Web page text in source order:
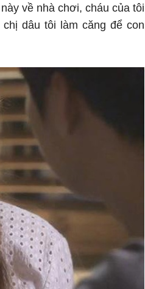
về nhà chơi, cháu của tôi
dâu tôi làm căng để con